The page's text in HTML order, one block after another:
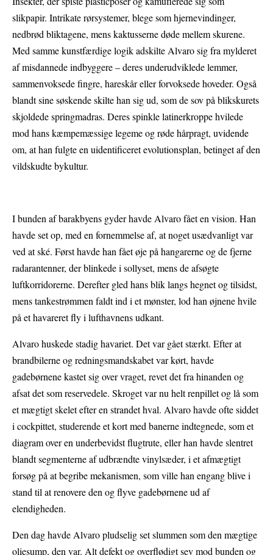
slikpapir. Intrikate rørsystemer, blege som hjernevindinger,
nedbrød bliktagene, mens kaktusserne døde mellem skurene.
Med samme kunstfærdige logik adskilte Alvaro sig fra mylderet
af misdannede indbyggere – deres underudviklede lemmer,
sammenvoksede fingre, hareskår eller forvoksede hoveder. Også
blandt sine søskende skilte han sig ud, som de sov på blikskurets
skjoldede springmadras. Deres spinkle latinerkroppe hvilede
mod hans kæmpemæssige legeme og røde hårpragt, uvidende
om, at han fulgte en uidentificeret evolutionsplan, betinget af den
vildskudte bykultur.
I bunden af barakbyens gyder havde Alvaro fået en vision. Han
havde set op, med en fornemmelse af, at noget usædvanligt var
ved at ské. Først havde han fået øje på hangarerne og de fjerne
radarantenner, der blinkede i sollyset, mens de afsøgte
luftkorridorerne. Derefter gled hans blik langs hegnet og tilsidst,
mens tankestrømmen faldt ind i et mønster, lod han øjnene hvile
på et havareret fly i lufthavnens udkant.
Alvaro huskede stadig havariet. Det var gået stærkt. Efter at
brandbilerne og redningsmandskabet var kørt, havde
gadebørnene kastet sig over vraget, revet det fra hinanden og
afsat det som reservedele. Skroget var nu helt renpillet og lå som
et mægtigt skelet efter en strandet hval. Alvaro havde ofte siddet
i cockpittet, studerende et kort med banerne indtegnede, som et
diagram over en underbevidst flugtrute, eller han havde slentret
blandt segmenterne af udbrændte vinylsæder, i et afmægtigt
forsøg på at begribe mekanismen, som ville han engang blive i
stand til at renovere den og flyve gadebørnene ud af
elendigheden.
Den dag havde Alvaro pludselig set slummen som den mægtige
oliesump, den var. Alt defekt og overflødigt sev mod bunden og